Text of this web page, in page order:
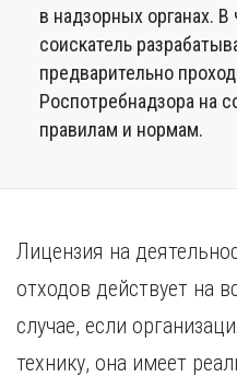
в надзорных органах.
соискатель
предварительно
Роспотребнадзора на
правилам и нормам.
Лицензия на
отходов действует на
случае, если
технику, она имеет